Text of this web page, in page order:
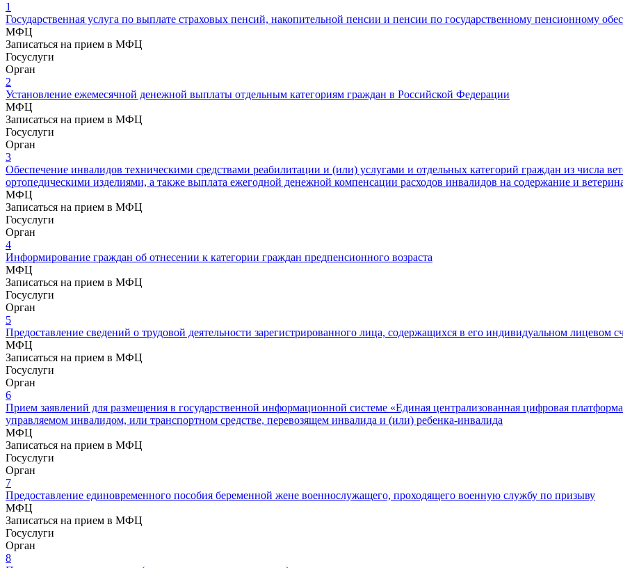
1
Государственная услуга по выплате страховых пенсий, накопительной пенсии и пенсии по государственному пенсионному
МФЦ
Записаться на прием в МФЦ
Госуслуги
Орган
2
Установление ежемесячной денежной выплаты отдельным категориям граждан в Российской Федерации
МФЦ
Записаться на прием в МФЦ
Госуслуги
Орган
3
Обеспечение инвалидов техническими средствами реабилитации и (или) услугами и отдельных категорий граждан из числа
ортопедическими изделиями, а также выплата ежегодной денежной компенсации расходов инвалидов на содержание и
МФЦ
Записаться на прием в МФЦ
Госуслуги
Орган
4
Информирование граждан об отнесении к категории граждан предпенсионного возраста
МФЦ
Записаться на прием в МФЦ
Госуслуги
Орган
5
Предоставление сведений о трудовой деятельности зарегистрированного лица, содержащихся в его индивидуальном лицевом
МФЦ
Записаться на прием в МФЦ
Госуслуги
Орган
6
Прием заявлений для размещения в государственной информационной системе «Единая централизованная цифровая
управляемом инвалидом, или транспортном средстве, перевозящем инвалида и (или) ребенка-инвалида
МФЦ
Записаться на прием в МФЦ
Госуслуги
Орган
7
Предоставление единовременного пособия беременной жене военнослужащего, проходящего военную службу по призыву
МФЦ
Записаться на прием в МФЦ
Госуслуги
Орган
8